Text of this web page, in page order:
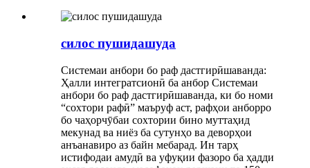
силос пушидашуда
Системаи анбори бо раф дастгирӣшаванда:
Ҳалли интегратсионӣ ба анбор‌ Системаи
анбори бо раф дастгирӣшаванда, ки бо номи
“сохтори рафӣ” маъруф аст, рафҳои анборро
бо чаҳорчӯбаи сохтории бино муттаҳид
мекунад ва ниёз ба сутунҳо ва деворҳои
анъанавиро аз байн мебарад. Ин тарҳ
истифодаи амудӣ ва уфуқии фазоро ба ҳадди